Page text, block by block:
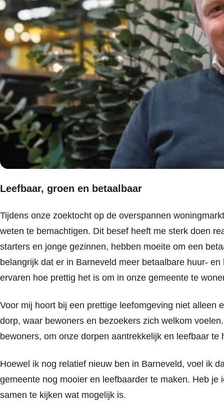
Leefbaar, groen en betaalbaar
Tijdens onze zoektocht op de overspannen
weten te bemachtigen. Dit besef heeft me sterk doen
starters en jonge gezinnen, hebben moeite om een
belangrijk dat er in Barneveld meer betaalbare huur-
ervaren hoe prettig het is om in onze gemeente te
Voor mij hoort bij een prettige leefomgeving niet alleen
dorp, waar bewoners en bezoekers zich welkom
bewoners, om onze dorpen aantrekkelijk en leefbaar te
Hoewel ik nog relatief nieuw ben in Barneveld, voel ik
gemeente nog mooier en leefbaarder te maken. Heb
samen te kijken wat mogelijk is.